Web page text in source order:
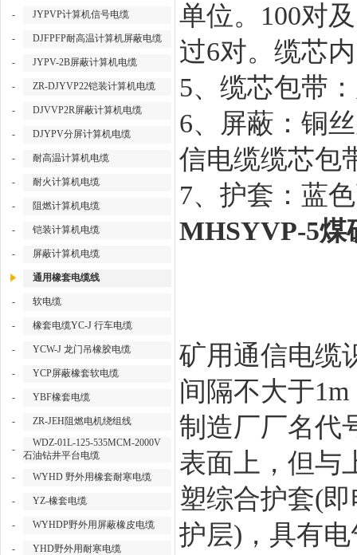
- JYPVP计算机信号电缆
- DJFPFP耐高温计算机屏蔽电缆
- JYPV-2B屏蔽计算机电缆
- ZR-DJYVP22铠装计算机电缆
- DJVVP2R屏蔽计算机电缆
- DJYPV分屏计算机电缆
- 耐高温计算机电缆
- 耐火计算机电缆
- 阻燃计算机电缆
- 铠装计算机电缆
- 屏蔽计算机电缆
通用橡套电缆线
- 软电缆
- 橡套电缆YC-J 行车电缆
- YCW-J 龙门吊橡胶电缆
- YCP屏蔽橡套软电缆
- YBF橡套电缆
- ZR-JEH阻燃电机绕组线
-
WDZ-01L-125-535MCM-2000V
石油钻井平台电缆
-
WYHD 野外用橡套耐寒电缆
- YZ-橡套电缆
- WYHDP野外用屏蔽橡皮电缆
- YHD野外用耐寒电缆
单位。100对
过6对。缆芯
5、缆芯包带
6、屏蔽：铜
信电缆缆芯包
7、护套：蓝
MHSYVP-5煤
矿用通信电缆
间隔不大于
制造厂厂名代
表面上，但与
塑综合护套(
护层)，具有